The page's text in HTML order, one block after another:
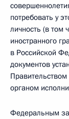
потребовать у
личность (в том
иностранного
в Российской
документов
органом
Федеральным